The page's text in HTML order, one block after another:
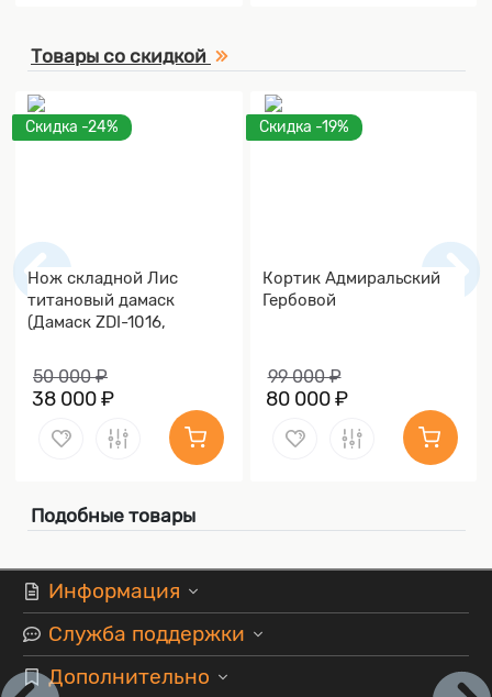
Товары со скидкой
Скидка -24%
Нож складной Лис
титановый дамаск
(Дамаск ZDI-1016,
50 000 ₽
38 000 ₽
Скидка -19%
Кортик Адмиральский
Гербовой
99 000 ₽
80 000 ₽
Подобные товары
Информация
Служба поддержки
Дополнительно